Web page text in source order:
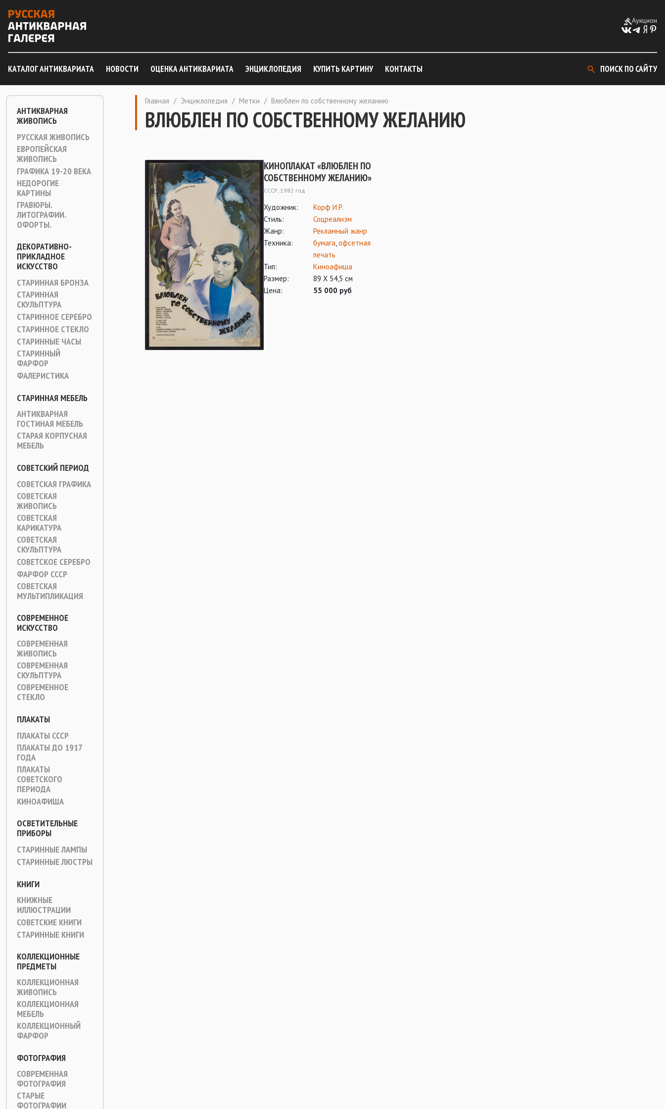
Аукцион
КАТАЛОГ АНТИКВАРИАТА НОВОСТИ ОЦЕНКА АНТИКВАРИАТА ЭНЦИКЛОПЕДИЯ КУПИТЬ КАРТИНУ КОНТАКТЫ ПОИСК ПО САЙТУ
АНТИКВАРНАЯ
ЖИВОПИСЬ
РУССКАЯ ЖИВОПИСЬ
ЕВРОПЕЙСКАЯ
ЖИВОПИСЬ
ГРАФИКА 19-20 ВЕКА
НЕДОРОГИЕ
КАРТИНЫ
ГРАВЮРЫ.
ЛИТОГРАФИИ.
ОФОРТЫ.
ДЕКОРАТИВНО-
ПРИКЛАДНОЕ
ИСКУССТВО
СТАРИННАЯ БРОНЗА
СТАРИННАЯ
СКУЛЬПТУРА
СТАРИННОЕ СЕРЕБРО
СТАРИННОЕ СТЕКЛО
СТАРИННЫЕ ЧАСЫ
СТАРИННЫЙ
ФАРФОР
ФАЛЕРИСТИКА
СТАРИННАЯ МЕБЕЛЬ
АНТИКВАРНАЯ
ГОСТИНАЯ МЕБЕЛЬ
СТАРАЯ КОРПУСНАЯ
МЕБЕЛЬ
СОВЕТСКИЙ ПЕРИОД
СОВЕТСКАЯ ГРАФИКА
СОВЕТСКАЯ
ЖИВОПИСЬ
СОВЕТСКАЯ
КАРИКАТУРА
СОВЕТСКАЯ
СКУЛЬПТУРА
СОВЕТСКОЕ СЕРЕБРО
ФАРФОР СССР
СОВЕТСКАЯ
МУЛЬТИПЛИКАЦИЯ
СОВРЕМЕННОЕ
ИСКУССТВО
СОВРЕМЕННАЯ
ЖИВОПИСЬ
СОВРЕМЕННАЯ
СКУЛЬПТУРА
СОВРЕМЕННОЕ
СТЕКЛО
ПЛАКАТЫ
ПЛАКАТЫ СССР
ПЛАКАТЫ ДО 1917
ГОДА
ПЛАКАТЫ
СОВЕТСКОГО
ПЕРИОДА
КИНОАФИША
ОСВЕТИТЕЛЬНЫЕ
ПРИБОРЫ
СТАРИННЫЕ ЛАМПЫ
СТАРИННЫЕ ЛЮСТРЫ
КНИГИ
КНИЖНЫЕ
ИЛЛЮСТРАЦИИ
СОВЕТСКИЕ КНИГИ
СТАРИННЫЕ КНИГИ
КОЛЛЕКЦИОННЫЕ
ПРЕДМЕТЫ
КОЛЛЕКЦИОННАЯ
ЖИВОПИСЬ
КОЛЛЕКЦИОННАЯ
МЕБЕЛЬ
КОЛЛЕКЦИОННЫЙ
ФАРФОР
ФОТОГРАФИЯ
СОВРЕМЕННАЯ
ФОТОГРАФИЯ
СТАРЫЕ
ФОТОГРАФИИ
Главная / Энциклопедия / Метки / Влюблен по собственному желанию
ВЛЮБЛЕН ПО СОБСТВЕННОМУ ЖЕЛАНИЮ
КИНОПЛАКАТ «ВЛЮБЛЕН ПО
СОБСТВЕННОМУ ЖЕЛАНИЮ»
СССР, 1982 год
Художник:
Корф И.Р.
Стиль:
Соцреализм
Жанр:
Рекламный жанр
Техника:
бумага,офсетная
печать
Тип:
Киноафиша
Размер:
89 Х 54,5 см
Цена:
55 000 руб